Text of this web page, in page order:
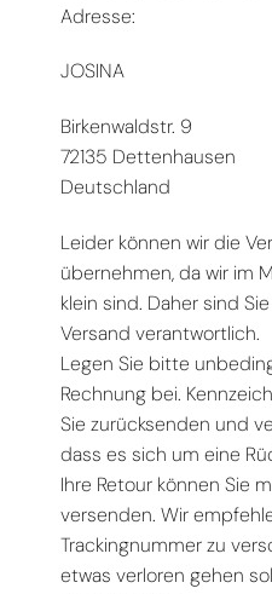
Adresse:
JOSINA
Birkenwaldstr. 9
72135 Dettenhausen
Deutschland
Leider können wir die
übernehmen, da wir im
klein sind. Daher sind
Versand verantwortlich.
Legen Sie bitte
Rechnung bei.
Sie zurücksenden und
dass es sich um eine
Ihre Retour können Sie
versenden. Wir
Trackingnummer zu
etwas verloren gehen